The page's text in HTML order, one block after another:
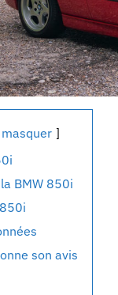
masquer
BMW 850i
son avis